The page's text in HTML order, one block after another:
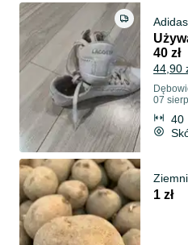
40 zł
44,90
07
40
1 zł